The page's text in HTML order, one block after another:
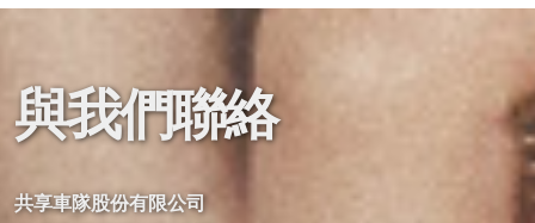
與我們聯絡
共享車隊股份有限公司